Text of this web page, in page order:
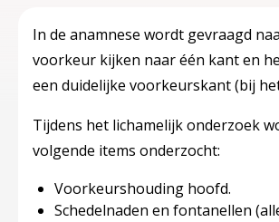
In de anamnese wordt gevraagd
voorkeur kijken naar één kant en
een duidelijke voorkeurskant (bij
Tijdens het lichamelijk onderzoek
volgende items onderzocht:
Voorkeurshouding hoofd.
Schedelnaden en fontanellen